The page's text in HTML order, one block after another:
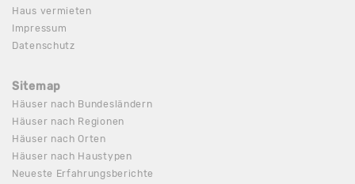
Haus vermieten
Impressum
Datenschutz
Sitemap
Häuser nach Bundesländern
Häuser nach Regionen
Häuser nach Orten
Häuser nach Haustypen
Neueste Erfahrungsberichte